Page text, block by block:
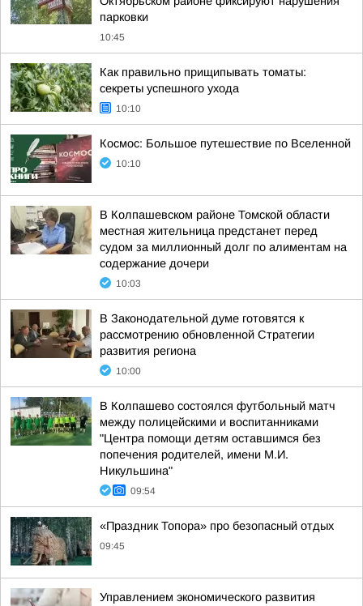
парковки
10:45
Как правильно прищипывать томаты:
секреты успешного ухода
10:10
Космос: Большое путешествие по Вселенной
10:10
В Колпашевском районе Томской области
местная жительница предстанет перед
судом за миллионный долг по алиментам на
содержание дочери
10:03
В Законодательной думе готовятся к
рассмотрению обновленной Стратегии
развития региона
10:00
В Колпашево состоялся футбольный матч
между полицейскими и воспитанниками
"Центра помощи детям оставшимся без
попечения родителей, имени М.И.
Никульшина"
09:54
«Праздник Топора» про безопасный отдых
09:45
Управлением экономического развития